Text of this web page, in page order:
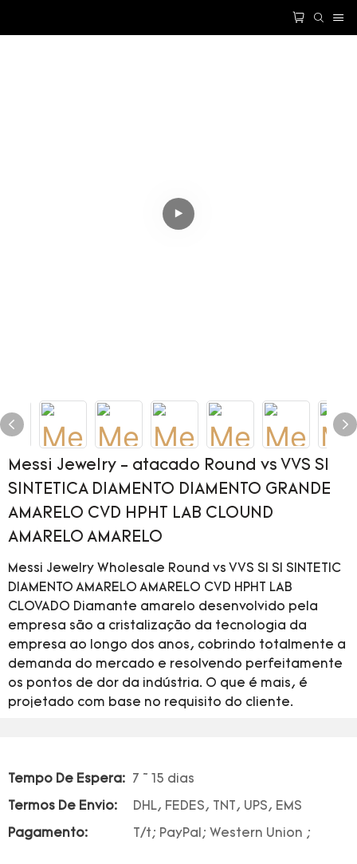
Messi Jewelry - atacado Round vs VVS SI
SINTETICA DIAMENTO DIAMENTO GRANDE
AMARELO CVD HPHT LAB CLOUND
AMARELO AMARELO
Messi Jewelry Wholesale Round vs VVS SI SI SINTETIC
DIAMENTO AMARELO AMARELO CVD HPHT LAB
CLOVADO Diamante amarelo desenvolvido pela
empresa são a cristalização da tecnologia da
empresa ao longo dos anos, cobrindo totalmente a
demanda do mercado e resolvendo perfeitamente
os pontos de dor da indústria. O que é mais, é
projetado com base no requisito do cliente.
Tempo De Espera: 7 ~ 15 dias
Termos De Envio: DHL, FEDES, TNT, UPS, EMS
Pagamento: T/t; PayPal; Western Union ;